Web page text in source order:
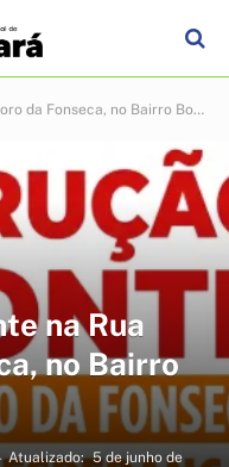
no Bairro Boa Esperança
na Rua
no Bairro
Atualizado: 5 de junho de